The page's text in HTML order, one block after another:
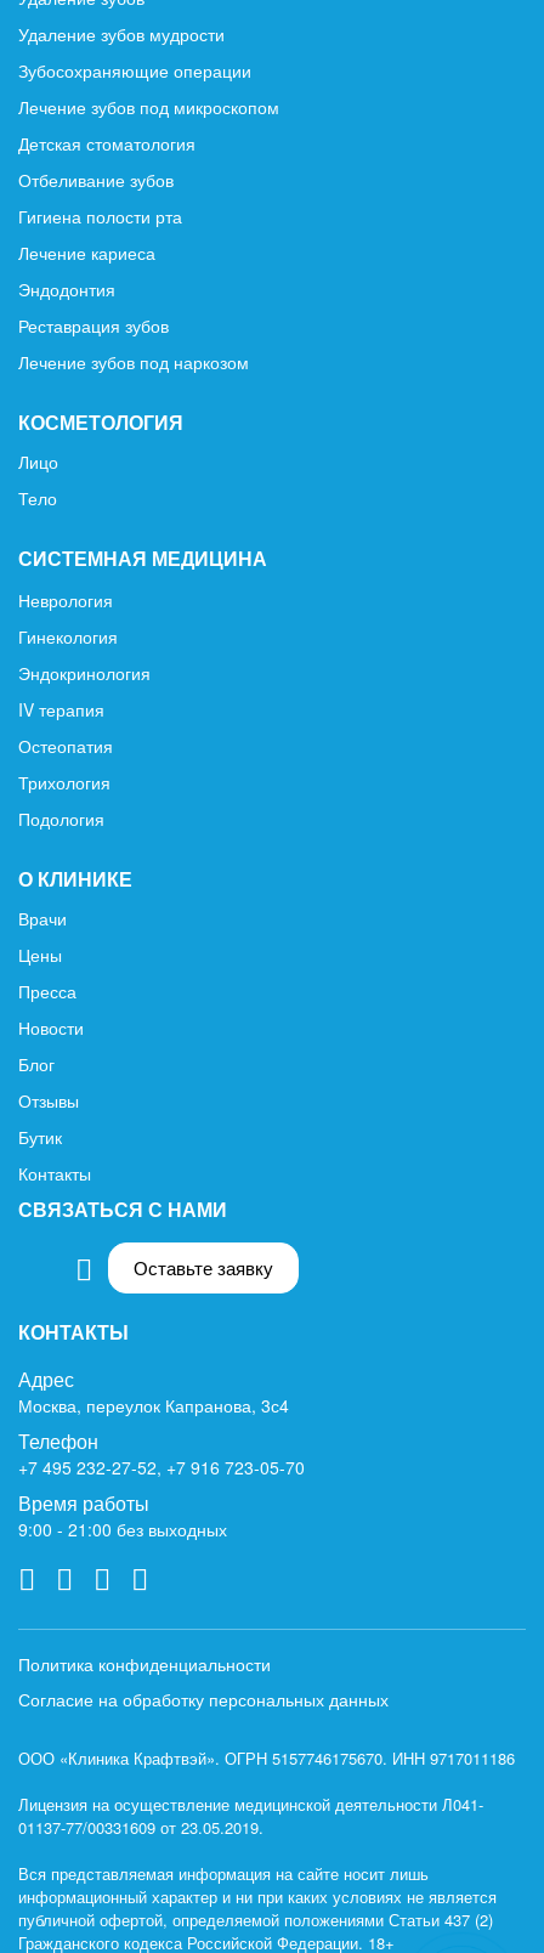
Удаление зубов мудрости
Зубосохраняющие операции
Лечение зубов под микроскопом
Детская стоматология
Отбеливание зубов
Гигиена полости рта
Лечение кариеса
Эндодонтия
Реставрация зубов
Лечение зубов под наркозом
КОСМЕТОЛОГИЯ
Лицо
Тело
СИСТЕМНАЯ МЕДИЦИНА
Неврология
Гинекология
Эндокринология
IV терапия
Остеопатия
Трихология
Подология
О КЛИНИКЕ
Врачи
Цены
Пресса
Новости
Блог
Отзывы
Бутик
Контакты
СВЯЗАТЬСЯ С НАМИ
Оставьте заявку
КОНТАКТЫ
Адрес
Москва, переулок Капранова, 3с4
Телефон
+7 495 232-27-52, +7 916 723-05-70
Время работы
9:00 - 21:00 без выходных
Политика конфиденциальности
Согласие на обработку персональных данных
ООО «Клиника Крафтвэй». ОГРН 5157746175670. ИНН 9717011186
Лицензия на осуществление медицинской деятельности Л041-
01137-77/00331609 от 23.05.2019.
Вся представляемая информация на сайте носит лишь
информационный характер и ни при каких условиях не является
публичной офертой, определяемой положениями Статьи 437 (2)
Гражданского кодекса Российской Федерации. 18+